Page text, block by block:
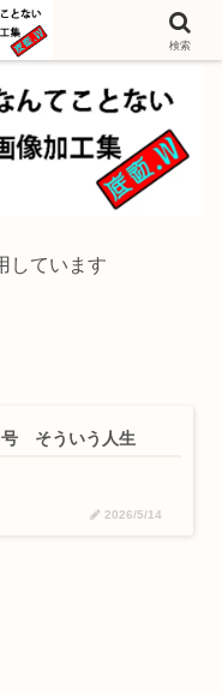
風に加工するブログ
しています
号 そういう人生
2026/5/14
検索